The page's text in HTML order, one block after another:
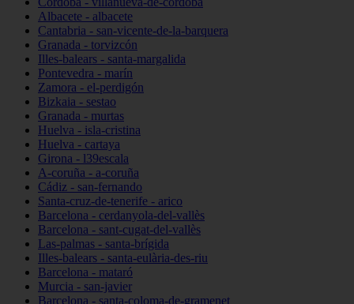
Albacete - albacete
Cantabria - san-vicente-de-la-barquera
Granada - torvizcón
Illes-balears - santa-margalida
Pontevedra - marín
Zamora - el-perdigón
Bizkaia - sestao
Granada - murtas
Huelva - isla-cristina
Huelva - cartaya
Girona - l39escala
A-coruña - a-coruña
Cádiz - san-fernando
Santa-cruz-de-tenerife - arico
Barcelona - cerdanyola-del-vallès
Barcelona - sant-cugat-del-vallès
Las-palmas - santa-brígida
Illes-balears - santa-eulària-des-riu
Barcelona - mataró
Murcia - san-javier
Barcelona - santa-coloma-de-gramenet